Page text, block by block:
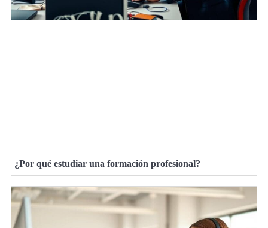
¿Por qué estudiar una formación profesional?